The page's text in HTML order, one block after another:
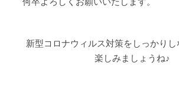
何卒よろしくお願いいたします。
新型コロナウィルス対策をしっかり
楽しみましょうね♪